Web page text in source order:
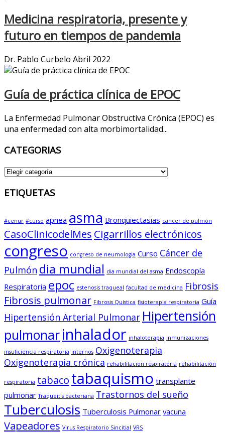
Medicina respiratoria, presente y
futuro en tiempos de pandemia
Dr. Pablo Curbelo Abril 2022
Guía de práctica clínica de EPOC
La Enfermedad Pulmonar Obstructiva Crónica (EPOC) es
una enfermedad con alta morbimortalidad...
CATEGORIAS
CATEGORIAS
ETIQUETAS
#cenur #curso apnea asma Bronquiectasias cancer de pulmón
CasoClinicodelMes Cigarrillos electrónicos
congreso congreso de neumologia Curso Cáncer de
Pulmón dia mundial dia mundial del asma Endoscopía
Respiratoria epoc estenosis traqueal facultad de medicina Fibrosis
Fibrosis pulmonar Fibrosis Quística fisioterapia respiratoria Guía
Hipertensión Arterial Pulmonar Hipertensión
pulmonarinhalador inhaloterapia inmunizaciones
insuficiencia respiratoria internos Oxigenoterapia
Oxigenoterapia crónica rehabilitacion respiratoria rehabilitación
respiratoria tabaco tabaquismo transplante
pulmonar Traqueitis bacteriana Trastornos del sueño
Tuberculosis Tuberculosis Pulmonar vacuna
Vapeadores Virus Respiratorio Sincitial VRS